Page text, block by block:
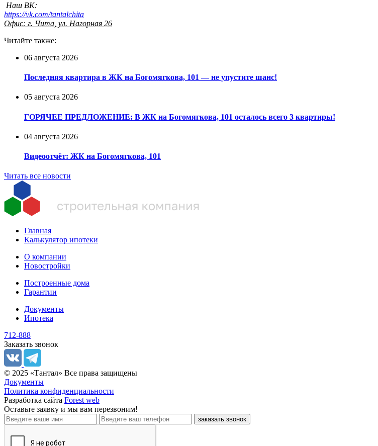
Наш ВК:
https://vk.com/tantalchita
Офис: г. Чита, ул. Нагорная 26
Читайте также:
06 августа 2026
Последняя квартира в ЖК на Богомягкова, 101 — не упустите шанс!
05 августа 2026
ГОРЯЧЕЕ ПРЕДЛОЖЕНИЕ: В ЖК на Богомягкова, 101 осталось всего 3 квартиры!
04 августа 2026
Видеоотчёт: ЖК на Богомягкова, 101
Читать все новости
Главная
Калькулятор ипотеки
О компании
Новостройки
Построенные дома
Гарантии
Документы
Ипотека
712-888
Заказать звонок
© 2025 «Тантал» Все права защищены
Документы
Политика конфиденциальности
Разработка сайта Forest web
Оставьте заявку и мы вам перезвоним!
заказать звонок